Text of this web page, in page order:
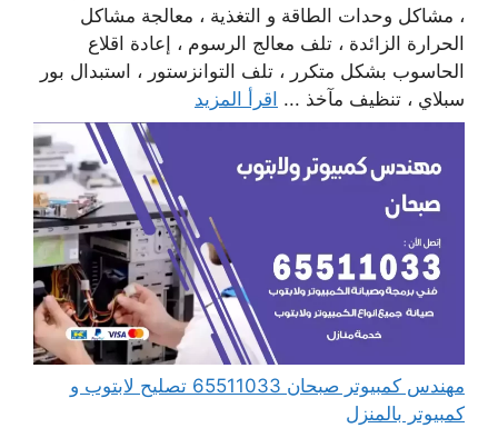
، مشاكل وحدات الطاقة و التغذية ، معالجة مشاكل
الحرارة الزائدة ، تلف معالج الرسوم ، إعادة اقلاع
الحاسوب بشكل متكرر ، تلف التوانزستور ، استبدال بور
سبلاي ، تنظيف مآخذ ... اقرأ المزيد
مهندس كمبيوتر صبحان 65511033 تصليح لابتوب و
كمبيوتر بالمنزل